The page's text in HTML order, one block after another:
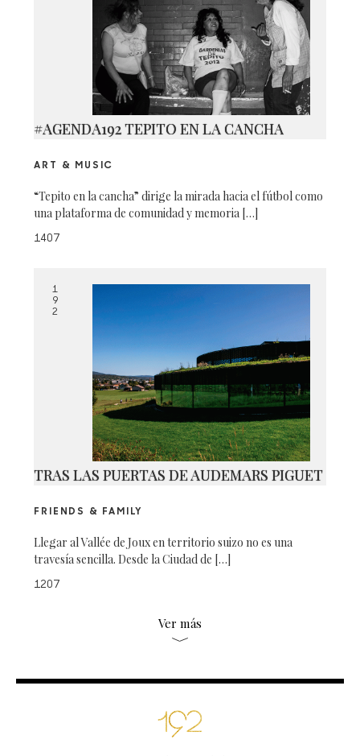
#AGENDA192 TEPITO EN LA CANCHA
ART & MUSIC
“Tepito en la cancha” dirige la mirada hacia el fútbol como
una plataforma de comunidad y memoria […]
1407
1
9
2
TRAS LAS PUERTAS DE AUDEMARS PIGUET
FRIENDS & FAMILY
Llegar al Vallée de Joux en territorio suizo no es una
travesía sencilla. Desde la Ciudad de […]
1207
Ver más